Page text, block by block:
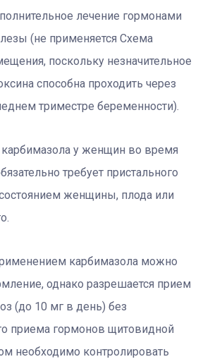
лечение гормонами
(не применяется Схема
поскольку незначительное
способна проходить через
триместре беременности).
у женщин во время
требует пристального
женщины, плода или
карбимазола можно
однако разрешается прием
(до 10 мг в день) без
приема гормонов щитовидной
необходимо контролировать